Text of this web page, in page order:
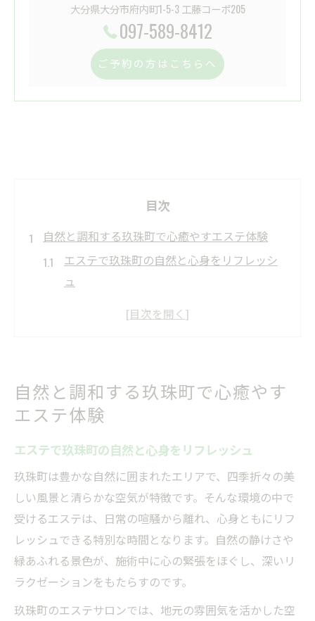
大分県大分市府内町1-5-3 工藤コーポ205
097-589-8412
ご予約の方はこちらへ
目次
自然と調和する玖珠町で心癒やすエステ体験
エステで玖珠町の自然と心身をリフレッシ
ュ
きれいを磨くエステ選び方ガイドin玖珠町
玖珠町で自分に合ったエステの選び方
個室エステが叶えるプライバシー重視の選
択
メンズにも人気の玖珠町エステの特徴とは
口コミで選ぶ信頼できるエステサロンの探
し方
ホットペッパーでエステ選びを賢く行う方
法
理想の美肌を叶える玖珠町エステの魅力
自然と調和する玖珠町で心癒やす
エステ体験
エステで玖珠町の自然と心身をリフレッシュ
玖珠町は豊かな自然に囲まれたエリアで、四季折々の美
しい風景と清らかな空気が特徴です。そんな環境の中で
受けるエステは、日常の喧騒から離れ、心身ともにリフ
レッシュできる特別な時間となります。自然の静けさや
緑あふれる景色が、施術中に心の緊張をほぐし、深いリ
ラクゼーションをもたらすのです。
玖珠町のエステサロンでは、地元の雰囲気を活かした空